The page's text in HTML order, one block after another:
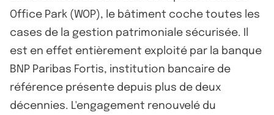
Office Park (WOP), le bâtiment coche toutes les
cases de la gestion patrimoniale sécurisée. Il
est en effet entièrement exploité par la banque
BNP Paribas Fortis, institution bancaire de
référence présente depuis plus de deux
décennies. L'engagement renouvelé du